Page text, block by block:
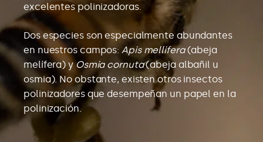
excelentes polinizadoras.
Dos especies son especialmente abundantes
en nuestros campos: Apis mellifera(abeja
melífera) yOsmia cornuta(abeja albañil u
osmia). No obstante, existen otros insectos
polinizadores que desempeñan un papel en la
polinización.